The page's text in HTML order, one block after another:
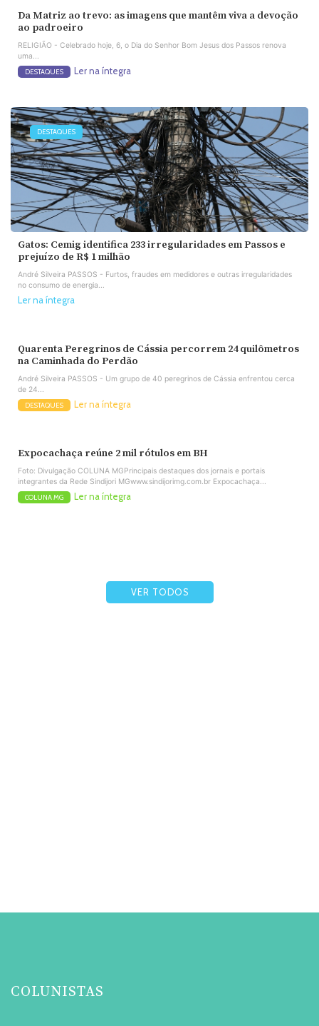
Da Matriz ao trevo: as imagens que mantêm viva a devoção
ao padroeiro
RELIGIÃO - Celebrado hoje, 6, o Dia do Senhor Bom Jesus dos Passos renova
uma...
DESTAQUES Ler na íntegra
DESTAQUES
Gatos: Cemig identifica 233 irregularidades em Passos e
prejuízo de R$ 1 milhão
André Silveira PASSOS - Furtos, fraudes em medidores e outras irregularidades
no consumo de energia...
Ler na íntegra
Quarenta Peregrinos de Cássia percorrem 24 quilômetros
na Caminhada do Perdão
André Silveira PASSOS - Um grupo de 40 peregrinos de Cássia enfrentou cerca
de 24...
DESTAQUES Ler na íntegra
Expocachaça reúne 2 mil rótulos em BH
Foto: Divulgação COLUNA MGPrincipais destaques dos jornais e portais
integrantes da Rede Sindijori MGwww.sindijorimg.com.br Expocachaça...
COLUNA MG Ler na íntegra
VER TODOS
COLUNISTAS